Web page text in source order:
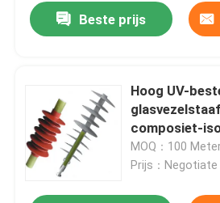
Producten
Video's
Beste prijs
Hoog UV-
composiet-
MOQ：100
Prijs：Negotiate